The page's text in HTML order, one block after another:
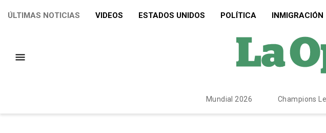
ÚLTIMAS NOTICIAS VIDEOS ESTADOS UNIDOS POLÍTICA INMIGRACIÓN
Mundial 2026 Champions